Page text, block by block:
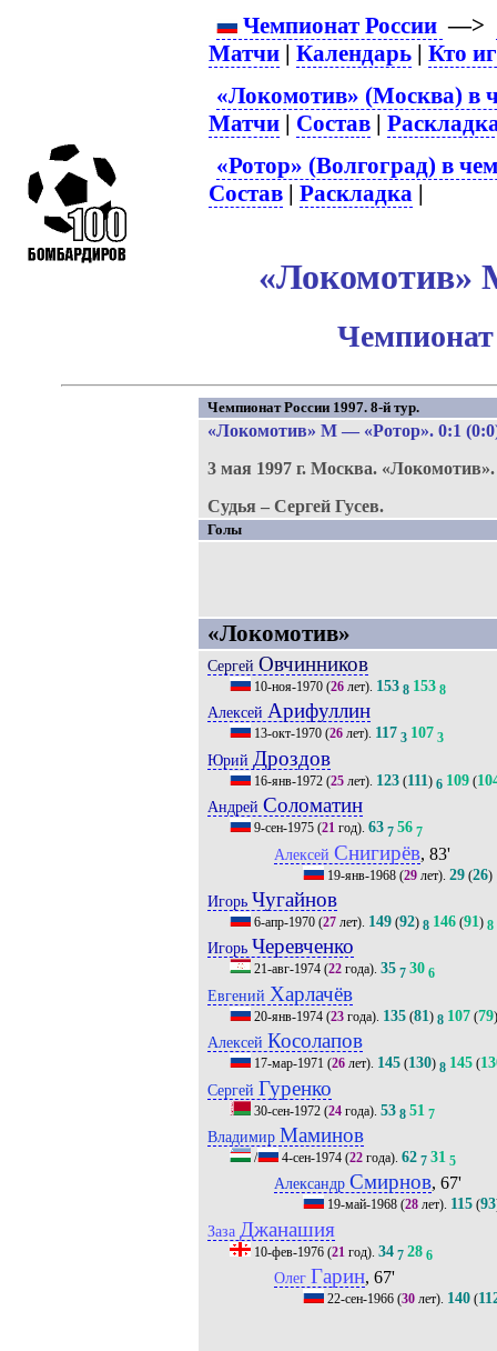
Чемпионат России —>
Матчи |Календарь |Кто
«Локомотив» (Москва) в
Матчи | Состав |
«Ротор» (Волгоград) в
Состав |Раскладка |
«Локомотив»
Чемпионат
Чемпионат России 1997. 8-й тур.
«Локомотив» М— «Ротор». 0:1
3 мая 1997 г. Москва.
Судья – Сергей Гусев.
Голы
«Локомотив»
Сергей Овчинников
10-ноя-1970(26лет). 153 8 153 8
Алексей Арифуллин
13-окт-1970(26лет). 117 3 107 3
Юрий Дроздов
16-янв-1972(25лет). 123(111) 6 109(
Андрей Соломатин
9-сен-1975(21год). 63 7 56 7
Алексей Снигирёв, 83'
19-янв-1968 (29 лет).29 (26)
Игорь Чугайнов
6-апр-1970(27лет). 149(92) 8 146(91) 8
Игорь Черевченко
21-авг-1974(22года). 35 7 30 6
Евгений Харлачёв
20-янв-1974(23года). 135(81) 8 107(79)
Алексей Косолапов
17-мар-1971 (26лет). 145(130) 8 145(
Сергей Гуренко
30-сен-1972(24года). 53 8 51 7
Владимир Маминов
/ 4-сен-1974(22года). 62 7 31 5
Александр Смирнов, 67'
19-май-1968 (28 лет). 115 (93
Заза Джанашия
10-фев-1976(21 год). 34 7 28 6
Олег Гарин, 67'
22-сен-1966 (30 лет). 140 (